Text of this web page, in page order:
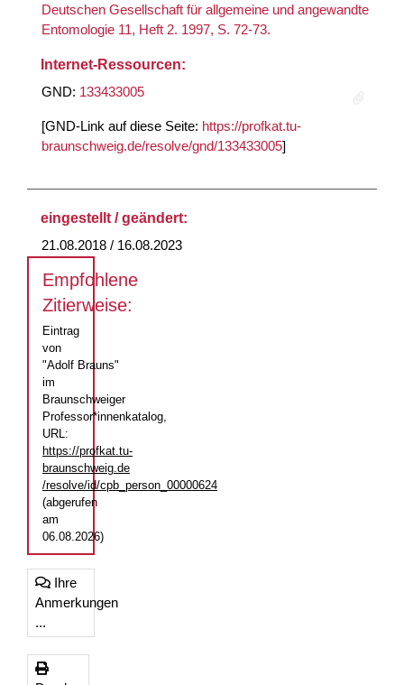
Deutschen Gesellschaft für allgemeine und angewandte
Entomologie 11, Heft 2. 1997, S. 72-73.
Internet-Ressourcen:
GND: 133433005
[GND-Link auf diese Seite: https://profkat.tu-
braunschweig.de/resolve/gnd/133433005]
eingestellt / geändert:
21.08.2018 / 16.08.2023
Empfohlene
Zitierweise:
Eintrag
von
"Adolf Brauns"
im
Braunschweiger
Professor*innenkatalog,
URL:
https://profkat.tu-
braunschweig.de
/resolve/id/cpb_person_00000624
(abgerufen
am
06.08.2026)
Ihre
Anmerkungen
...